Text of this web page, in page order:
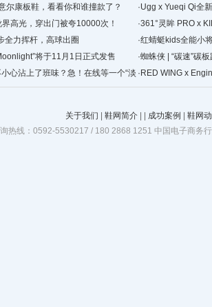
景
尔康板鞋，看看你和谁撞款了？ ·Ugg x Yueqi Qi全
高光，穿出门被夸10000次！ ·361°灵眸 PRO x
跑鞋
全力挥杆，高球出圈 ·红蜻蜓kids全能小
将于11月1日正式发售 ·蜘蛛侠 | “碳速”碳
心沾上了班味？急！在线等一个“淡 · RED WING x
关于我们 鞋网简介 成功案例
鞋网
热线：0592-5530217 / 180 2868 1251 中国电子商务